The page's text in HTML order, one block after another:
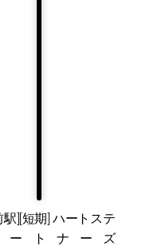
駅][短期] ハートステ
ートナーズ